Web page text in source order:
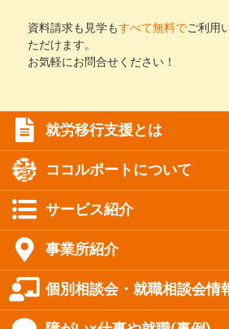
資料請求も見学もすべて無料でご利用
ただけます。
お気軽にお問合せください！
就労移行支援とは
ココルポートについて
サービス紹介
事業所紹介
個別相談会・就職相談会情